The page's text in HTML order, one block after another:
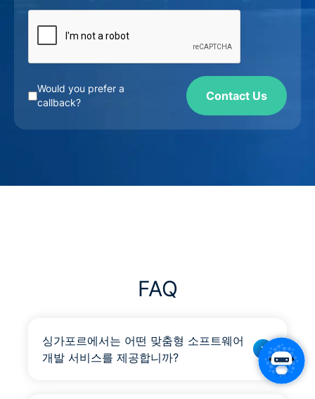
Would you prefer a
callback?
Contact Us
FAQ
싱가포르에서는 어떤 맞춤형 소프트웨어
개발 서비스를 제공합니까?
싱가포르의 정교한 소프트웨어 개발 회사인 Scopic